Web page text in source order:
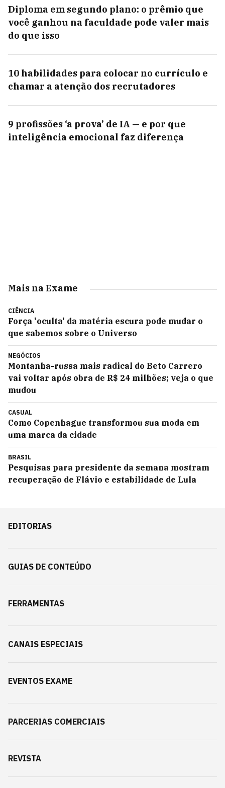
Diploma em segundo plano: o prêmio que
você ganhou na faculdade pode valer mais
do que isso
10 habilidades para colocar no currículo e
chamar a atenção dos recrutadores
9 profissões ‘a prova’ de IA — e por que
inteligência emocional faz diferença
Mais na Exame
CIÊNCIA
Força 'oculta' da matéria escura pode mudar o
que sabemos sobre o Universo
NEGÓCIOS
Montanha-russa mais radical do Beto Carrero
vai voltar após obra de R$ 24 milhões; veja o que
mudou
CASUAL
Como Copenhague transformou sua moda em
uma marca da cidade
BRASIL
Pesquisas para presidente da semana mostram
recuperação de Flávio e estabilidade de Lula
EDITORIAS
GUIAS DE CONTEÚDO
FERRAMENTAS
CANAIS ESPECIAIS
EVENTOS EXAME
PARCERIAS COMERCIAIS
REVISTA